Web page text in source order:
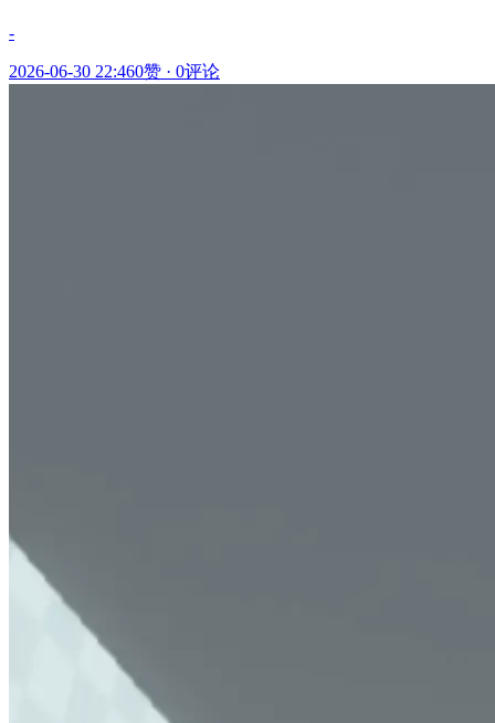
-
2026-06-30 22:460赞 · 0评论